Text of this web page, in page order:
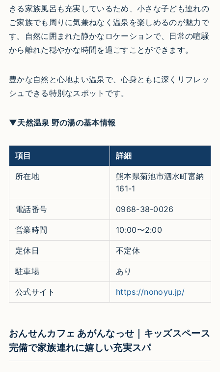
きる家族風呂も充実しているため、小さな子ども連れの
ご家族でも周りに気兼ねなく温泉を楽しめるのが魅力で
す。自然に囲まれた静かなロケーションで、日常の喧騒
から離れた穏やかな時間を過ごすことができます。
豊かな自然と心地よい温泉で、心身ともに深くリフレッ
シュできる特別なスポットです。
▼天然温泉 野の湯の基本情報
項目 詳細
所在地
熊本県菊池市泗水町富納
161-1
電話番号 0968-38-0026
営業時間 10:00〜2:00
定休日 不定休
駐車場 あり
公式サイト https://nonoyu.jp/
おんせんカフェ あがんなっせ｜キッズスペース
完備で家族連れに嬉しい充実スパ